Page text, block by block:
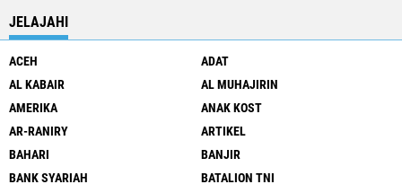
JELAJAHI
ACEH
ADAT
AL KABAIR
AL MUHAJIRIN
AMERIKA
ANAK KOST
AR-RANIRY
ARTIKEL
BAHARI
BANJIR
BANK SYARIAH
BATALION TNI